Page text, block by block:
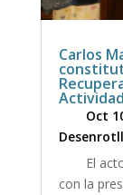
Carlos
Oct
El
con la